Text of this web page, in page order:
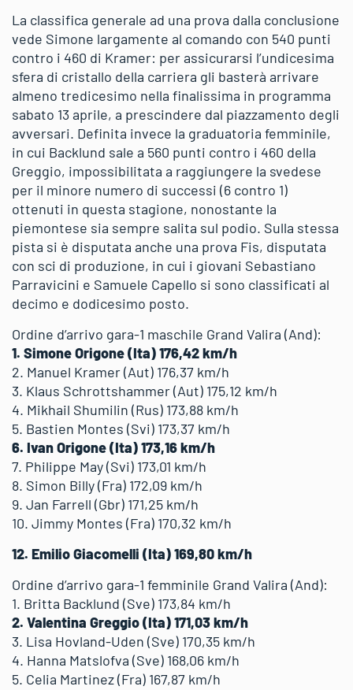
La classifica generale ad una prova dalla conclusione
vede Simone largamente al comando con 540 punti
contro i 460 di Kramer: per assicurarsi l’undicesima
sfera di cristallo della carriera gli basterà arrivare
almeno tredicesimo nella finalissima in programma
sabato 13 aprile, a prescindere dal piazzamento degli
avversari. Definita invece la graduatoria femminile,
in cui Backlund sale a 560 punti contro i 460 della
Greggio, impossibilitata a raggiungere la svedese
per il minore numero di successi (6 contro 1)
ottenuti in questa stagione, nonostante la
piemontese sia sempre salita sul podio. Sulla stessa
pista si è disputata anche una prova Fis, disputata
con sci di produzione, in cui i giovani Sebastiano
Parravicini e Samuele Capello si sono classificati al
decimo e dodicesimo posto.
Ordine d’arrivo gara-1 maschile Grand Valira (And):
1. Simone Origone (Ita) 176,42 km/h
2. Manuel Kramer (Aut) 176,37 km/h
3. Klaus Schrottshammer (Aut) 175,12 km/h
4. Mikhail Shumilin (Rus) 173,88 km/h
5. Bastien Montes (Svi) 173,37 km/h
6. Ivan Origone (Ita) 173,16 km/h
7. Philippe May (Svi) 173,01 km/h
8. Simon Billy (Fra) 172,09 km/h
9. Jan Farrell (Gbr) 171,25 km/h
10. Jimmy Montes (Fra) 170,32 km/h
12. Emilio Giacomelli (Ita) 169,80 km/h
Ordine d’arrivo gara-1 femminile Grand Valira (And):
1. Britta Backlund (Sve) 173,84 km/h
2. Valentina Greggio (Ita) 171,03 km/h
3. Lisa Hovland-Uden (Sve) 170,35 km/h
4. Hanna Matslofva (Sve) 168,06 km/h
5. Celia Martinez (Fra) 167,87 km/h